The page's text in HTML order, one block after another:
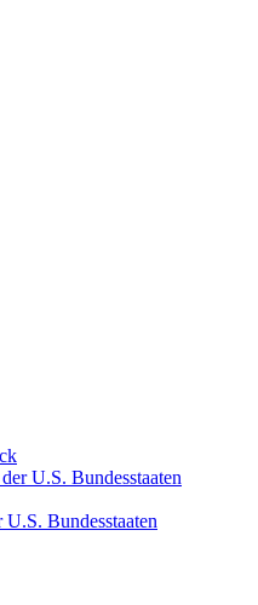
U.S. Bundesstaaten
Bundesstaaten